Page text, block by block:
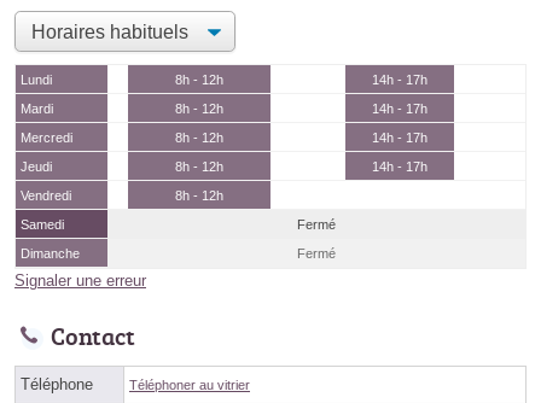
Lundi 8h - 12h
14h - 17h
Mardi
8h - 12h
14h - 17h
Mercredi
8h - 12h
14h - 17h
Jeudi
8h - 12h
14h - 17h
Vendredi
8h - 12h
Samedi
Fermé
Dimanche
Fermé
Signaler une erreur
Contact
Téléphone Téléphoner au vitrier